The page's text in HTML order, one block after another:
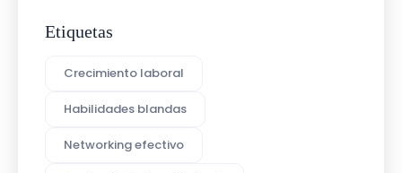
Etiquetas
Crecimiento laboral
Habilidades blandas
Networking efectivo